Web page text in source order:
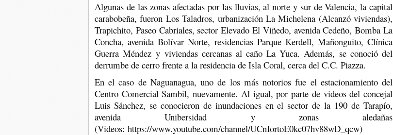
Algunas de las zonas afectadas por las lluvias, al norte y sur de Valencia, la capital
carabobeña, fueron Los Taladros, urbanización La Michelena (Alcanzó viviendas),
Trapichito, Paseo Cabriales, sector Elevado El Viñedo, avenida Cedeño, Bomba La
Concha, avenida Bolívar Norte, residencias Parque Kerdell, Mañonguito, Clínica
Guerra Méndez y viviendas cercanas al caño La Yuca. Además, se conoció del
derrumbe de cerro frente a la residencia de Isla Coral, cerca del C.C. Piazza.
En el caso de Naguanagua, uno de los más notorios fue el estacionamiento del
Centro Comercial Sambil, nuevamente. Al igual, por parte de videos del concejal
Luis Sánchez, se conocieron de inundaciones en el sector de la 190 de Tarapío,
avenida Unibersidad y zonas aledañas
(Videos: https://www.youtube.com/channel/UCnIortoE0kc07hv88wD_qcw)